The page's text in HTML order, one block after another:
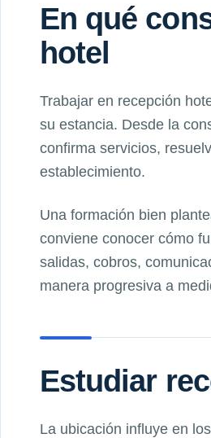
En qué
hotel
Trabajar en recepción
su estancia. Desde la
confirma servicios,
establecimiento.
Una formación bien
conviene conocer cómo
salidas, cobros,
manera progresiva a
Estudiar
La ubicación influye en